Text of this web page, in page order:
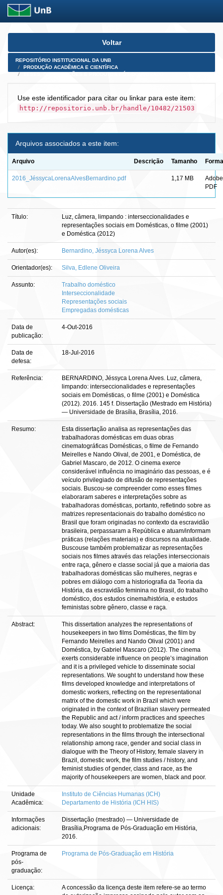
Skip
Voltar
REPOSITÓRIO INSTITUCIONAL DA UNB
PRODUÇÃO ACADÊMICA E CIENTÍFICA
Use este identificador para citar ou linkar para este item:
http://repositorio.unb.br/handle/10482/21503
Arquivos associados a este item:
Arquivo Descrição Tamanho
2016_JéssycaLorenaAlvesBernardino.pdf 1,17 MB
Adobe
PDF
Título:
Luz, câmera, limpando : interseccionalidades e
representações sociais em Domésticas, o filme (2001)
e Doméstica (2012)
Autor(es): Bernardino, Jéssyca Lorena Alves
Orientador(es): Silva, Edlene Oliveira
Assunto:
Trabalho doméstico
Interseccionalidade
Representações sociais
Empregadas domésticas
Data de
publicação:
4-Out-2016
Data de
defesa:
18-Jul-2016
Referência:
BERNARDINO, Jéssyca Lorena Alves. Luz, câmera,
limpando: interseccionalidades e representações
sociais em Domésticas, o filme (2001) e Doméstica
(2012). 2016. 145 f. Dissertação (Mestrado em História)
— Universidade de Brasília, Brasília, 2016.
Resumo:
Esta dissertação analisa as representações das
trabalhadoras domésticas em duas obras
cinematográficas Domésticas, o filme de Fernando
Meirelles e Nando Olival, de 2001, e Doméstica, de
Gabriel Mascaro, de 2012. O cinema exerce
considerável influência no imaginário das pessoas, e é
veículo privilegiado de difusão de representações
sociais. Buscou-se compreender como esses filmes
elaboraram saberes e interpretações sobre as
trabalhadoras domésticas, portanto, refletindo sobre as
matrizes representacionais do trabalho doméstico no
Brasil que foram originadas no contexto da escravidão
brasileira, perpassaram a República e atuam/informam
práticas (relações materiais) e discursos na atualidade.
Buscouse também problematizar as representações
sociais nos filmes através das relações interseccionais
entre raça, gênero e classe social já que a maioria das
trabalhadoras domésticas são mulheres, negras e
pobres em diálogo com a historiografia da Teoria da
História, da escravidão feminina no Brasil, do trabalho
doméstico, dos estudos cinema/história, e estudos
feministas sobre gênero, classe e raça.
Abstract:
This dissertation analyzes the representations of
housekeepers in two films Domésticas, the film by
Fernando Meirelles and Nando Olival (2001) and
Doméstica, by Gabriel Mascaro (2012). The cinema
exerts considerable influence on people’s imagination
and it is a privileged vehicle to disseminate social
representations. We sought to understand how these
films developed knowledge and interpretations of
domestic workers, reflecting on the representational
matrix of the domestic work in Brazil which were
originated in the context of Brazilian slavery permeated
the Republic and act / inform practices and speeches
today. We also sought to problematize the social
representations in the films through the intersectional
relationship among race, gender and social class in
dialogue with the Theory of History, female slavery in
Brazil, domestic work, the film studies / history, and
feminist studies of gender, class and race, as the
majority of housekeepers are women, black and poor.
Unidade
Acadêmica:
Instituto de Ciências Humanas (ICH)
Departamento de História (ICH HIS)
Informações
adicionais:
Dissertação (mestrado) — Universidade de
Brasília,Programa de Pós-Graduação em História,
2016.
Programa de
pós-
graduação:
Programa de Pós-Graduação em História
Licença:
A concessão da licença deste item refere-se ao termo